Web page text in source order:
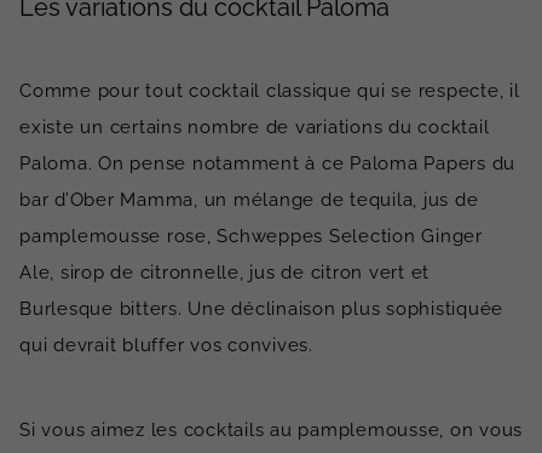
Les variations du cocktail Paloma
Comme pour tout cocktail classique qui se respecte, il
existe un certains nombre de variations du cocktail
Paloma. On pense notamment à ce Paloma Papers du
bar d’Ober Mamma, un mélange de tequila, jus de
pamplemousse rose, Schweppes Selection Ginger
Ale, sirop de citronnelle, jus de citron vert et
Burlesque bitters. Une déclinaison plus sophistiquée
qui devrait bluffer vos convives.
Si vous aimez les cocktails au pamplemousse, on vous